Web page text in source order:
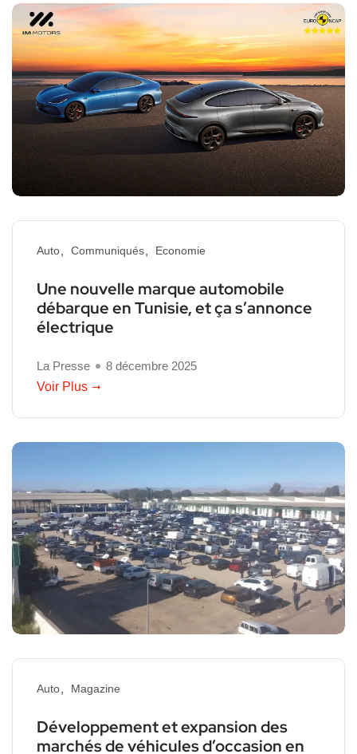
Auto Communiqués Economie
Une nouvelle marque automobile
débarque en Tunisie, et ça s’annonce
électrique
La Presse
8 décembre 2025
Voir Plus
Auto Magazine
Développement et expansion des
marchés de véhicules d’occasion en